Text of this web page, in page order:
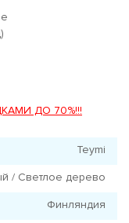
ДО 70%!!!
Teymi
/ Светлое дерево
Финляндия